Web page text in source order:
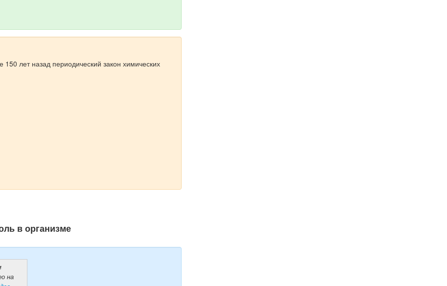
150 лет назад периодический закон химических
в организме
на